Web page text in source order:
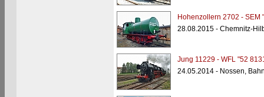
Hohenzollern 2702 - SEM
28.08.2015 - Chemnitz-
Jung 11229 - WFL "52
24.05.2014 - Nossen,